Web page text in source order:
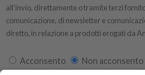
all’invio, direttamente o tramite terzi
comunicazione, di newsletter e
diretto, in relazione a prodotti erogati da
Acconsento
Non acconsento